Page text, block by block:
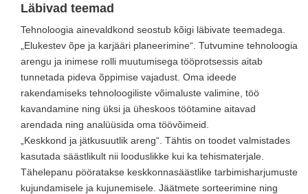
Läbivad teemad
Tehnoloogia ainevaldkond seostub kõigi läbivate teemadega.
„Elukestev õpe ja karjääri planeerimine“. Tutvumine tehnoloogia
arengu ja inimese rolli muutumisega tööprotsessis aitab
tunnetada pideva õppimise vajadust. Oma ideede
rakendamiseks tehnoloogiliste võimaluste valimine, töö
kavandamine ning üksi ja üheskoos töötamine aitavad
arendada ning analüüsida oma töövõimeid.
„Keskkond ja jätkusuutlik areng“. Tähtis on toodet valmistades
kasutada säästlikult nii looduslikke kui ka tehismaterjale.
Tähelepanu pööratakse keskkonnasäästlike tarbimisharjumuste
kujundamisele ja kujunemisele. Jäätmete sorteerimine ning